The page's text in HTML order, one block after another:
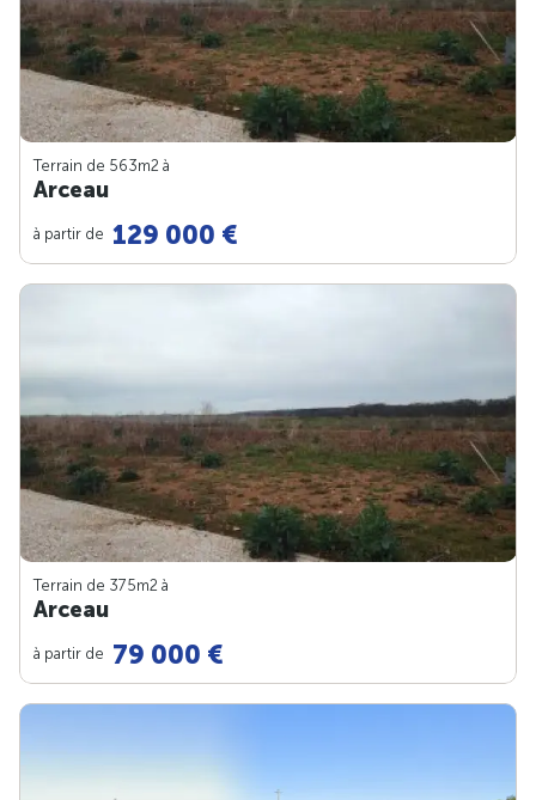
Terrain de 563m2 à
Arceau
à partir de 129 000 €
Terrain de 375m2 à
Arceau
à partir de 79 000 €